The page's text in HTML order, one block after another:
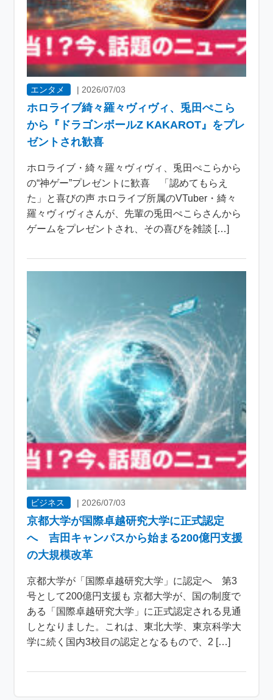
エンタメ | 2026/07/03
ホロライブ綺々羅々ヴィヴィ、兎田ぺこら
から『ドラゴンボールZ KAKAROT』をプレ
ゼントされ歓喜
ホロライブ・綺々羅々ヴィヴィ、兎田ぺこらから
の“神ゲー”プレゼントに歓喜 「認めてもらえ
た」と喜びの声 ホロライブ所属のVTuber・綺々
羅々ヴィヴィさんが、先輩の兎田ぺこらさんから
ゲームをプレゼントされ、その喜びを雑談 […]
ビジネス | 2026/07/03
京都大学が国際卓越研究大学に正式認定
へ 吉田キャンパスから始まる200億円支援
の大規模改革
京都大学が「国際卓越研究大学」に認定へ 第3
号として200億円支援も 京都大学が、国の制度で
ある「国際卓越研究大学」に正式認定される見通
しとなりました。これは、東北大学、東京科学大
学に続く国内3校目の認定となるもので、2 […]